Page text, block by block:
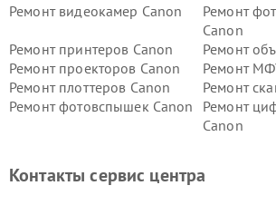
Ремонт видеокамер Canon
Ремонт
Canon
Ремонт принтеров Canon
Ремонт
Ремонт проекторов Canon
Ремонт
Ремонт плоттеров Canon
Ремонт
Ремонт фотовспышек Canon
Ремонт
Canon
Контакты сервис центра